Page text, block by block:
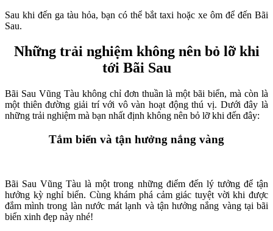
Sau khi đến ga tàu hỏa, bạn có thể bắt taxi hoặc xe ôm để đến Bãi
Sau.
Những trải nghiệm không nên bỏ lỡ khi
tới Bãi Sau
Bãi Sau Vũng Tàu không chỉ đơn thuần là một bãi biển, mà còn là
một thiên đường giải trí với vô vàn hoạt động thú vị. Dưới đây là
những trải nghiệm mà bạn nhất định không nên bỏ lỡ khi đến đây:
Tắm biển và tận hưởng nắng vàng
Bãi Sau Vũng Tàu là một trong những điểm đến lý tưởng để tận
hưởng kỳ nghỉ biển. Cùng khám phá cảm giác tuyệt vời khi được
đắm mình trong làn nước mát lạnh và tận hưởng nắng vàng tại bãi
biển xinh đẹp này nhé!